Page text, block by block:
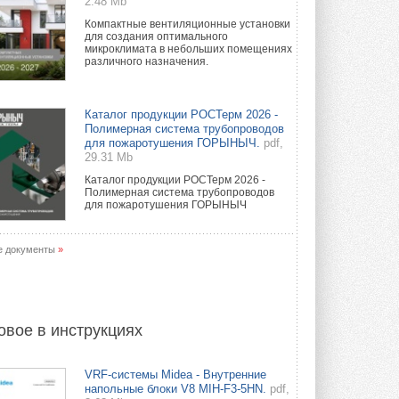
Компактные вентиляционные установки
для создания оптимального
микроклимата в небольших помещениях
различного назначения.
Каталог продукции РОСТерм 2026 -
Полимерная система трубопроводов
для пожаротушения ГОРЫНЫЧ.
pdf,
29.31 Mb
Каталог продукции РОСТерм 2026 -
Полимерная система трубопроводов
для пожаротушения ГОРЫНЫЧ
документы »
в инструкциях
VRF-системы Midea - Внутренние
напольные блоки V8 MIH-F3-5HN. pdf,